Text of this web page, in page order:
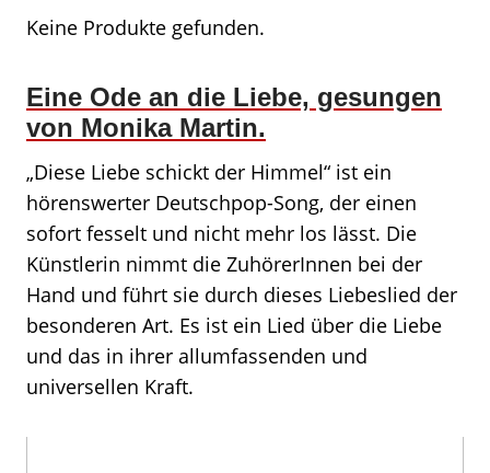
Keine Produkte gefunden.
Eine Ode an die Liebe, gesungen
von Monika Martin.
„Diese Liebe schickt der Himmel“ ist ein
hörenswerter Deutschpop-Song, der einen
sofort fesselt und nicht mehr los lässt. Die
Künstlerin nimmt die ZuhörerInnen bei der
Hand und führt sie durch dieses Liebeslied der
besonderen Art. Es ist ein Lied über die Liebe
und das in ihrer allumfassenden und
universellen Kraft.